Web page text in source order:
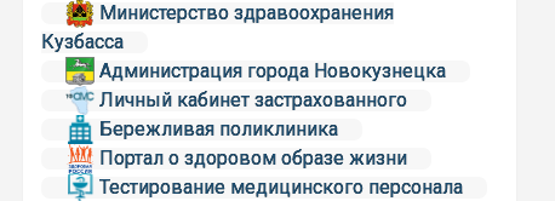
Министерство здравоохранения
Кузбасса
Администрация города Новокузнецка
Личный кабинет застрахованного
Бережливая поликлиника
Портал о здоровом образе жизни
Тестирование медицинского персонала